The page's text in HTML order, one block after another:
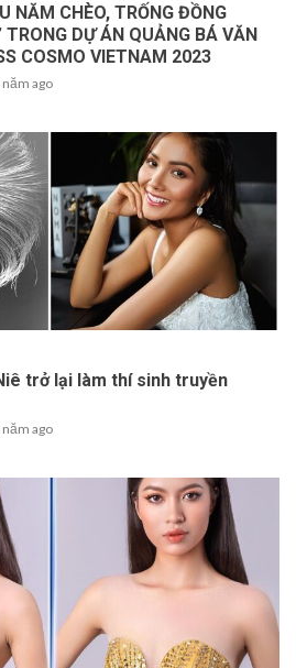
NĂM CHÈO, TRỐNG ĐỒNG
TRONG DỰ ÁN QUẢNG BÁ VĂN
COSMO VIETNAM 2023
năm ago
trở lại làm thí sinh truyền
năm ago